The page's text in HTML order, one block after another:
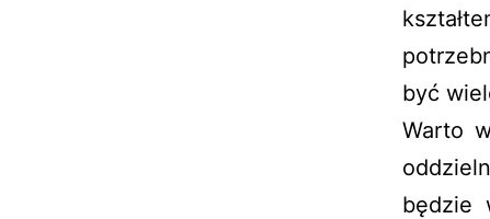
być
Warto
będzie